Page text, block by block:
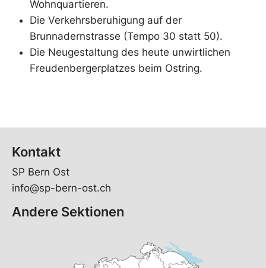
Wohnquartieren.
Die Verkehrsberuhigung auf der
Brunnadernstrasse (Tempo 30 statt 50).
Die Neugestaltung des heute unwirtlichen
Freudenbergerplatzes beim Ostring.
Kontakt
SP Bern Ost
info@sp-bern-ost.ch
Andere Sektionen